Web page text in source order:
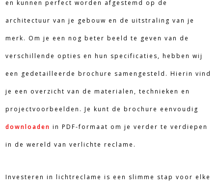
en kunnen perfect worden afgestemd op de
architectuur van je gebouw en de uitstraling van je
merk. Om je een nog beter beeld te geven van de
verschillende opties en hun specificaties, hebben wij
een gedetailleerde brochure samengesteld. Hierin vind
je een overzicht van de materialen, technieken en
projectvoorbeelden. Je kunt de brochure eenvoudig
downloaden in PDF-formaat om je verder te verdiepen
in de wereld van verlichte reclame.
Investeren in lichtreclame is een slimme stap voor elke